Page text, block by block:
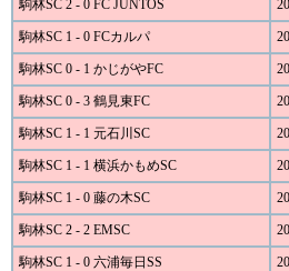
駒林SC 2 - 0 FC JUNTOS
駒林SC 1 - 0 FCカルパ
駒林SC 0 - 1 かじがやFC
駒林SC 0 - 3 鶴見東FC
駒林SC 1 - 1 元石川SC
駒林SC 1 - 1 横浜かもめSC
駒林SC 1 - 0 藤の木SC
駒林SC 2 - 2 EMSC
駒林SC 1 - 0 六浦毎日SS